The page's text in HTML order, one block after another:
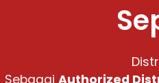
SebagaiAuthorized